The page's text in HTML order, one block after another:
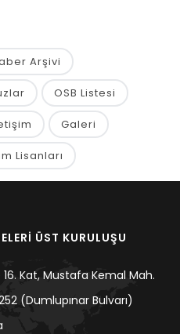
Arşivi
OSB Listesi
Galeri
Lisanları
ÜST KURULUŞU
16. Kat, Mustafa Kemal Mah.
(Dumlupınar Bulvarı)